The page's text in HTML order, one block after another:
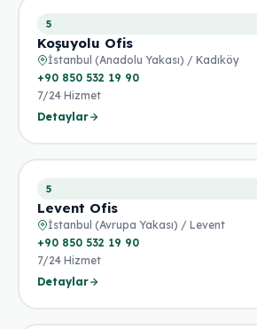
5
Koşuyolu Ofis
İstanbul (Anadolu Yakası) / Kadıköy
+90 850 532 19 90
7/24 Hizmet
Detaylar
5
Levent Ofis
İstanbul (Avrupa Yakası) / Levent
+90 850 532 19 90
7/24 Hizmet
Detaylar